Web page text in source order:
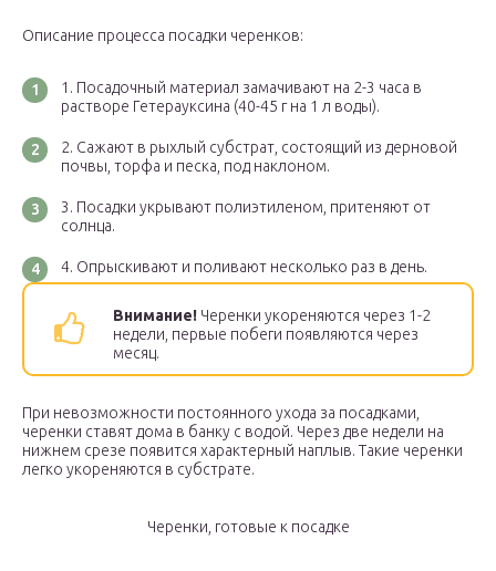
Описание процесса посадки черенков:
Посадочный материал замачивают на 2-3 часа в
растворе Гетерауксина (40-45 г на 1 л воды).
Сажают в рыхлый субстрат, состоящий из дерновой
почвы, торфа и песка, под наклоном.
Посадки укрывают полиэтиленом, притеняют от
солнца.
Опрыскивают и поливают несколько раз в день.
Внимание! Черенки укореняются через 1-2
недели, первые побеги появляются через
месяц.
При невозможности постоянного ухода за посадками,
черенки ставят дома в банку с водой. Через две недели на
нижнем срезе появится характерный наплыв. Такие черенки
легко укореняются в субстрате.
Черенки, готовые к посадке